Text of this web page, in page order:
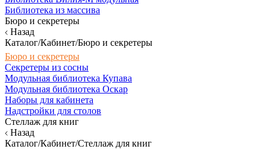
Библиотека из массива
Бюро и секретеры
Назад
Каталог/Кабинет/Бюро и секретеры
Бюро и секретеры
Секретеры из сосны
Модульная библиотека Купава
Модульная библиотека Оскар
Наборы для кабинета
Надстройки для столов
Стеллаж для книг
Назад
Каталог/Кабинет/Стеллаж для книг